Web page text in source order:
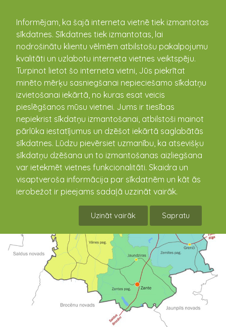
Informējam, ka šajā interneta vietnē tiek izmantotas
sīkdatnes. Sīkdatnes tiek izmantotas, lai
nodrošinātu klientu vēlmēm atbilstošu pakalpojumu
kvalitāti un uzlabotu interneta vietnes veiktspēju.
Turpinot lietot šo interneta vietni, Jūs piekrītat
minēto mērķu sasniegšanai nepieciešamo sīkdatņu
izvietošanai iekārtā, no kuras esat veicis
pieslēgšanos mūsu vietnei. Jums ir tiesības
nepiekrist sīkdatņu izmantošanai, atbilstoši mainot
pārlūka iestatījumus un dzēšot iekārtā saglabātās
sīkdatnes. Lūdzu pievērsiet uzmanību, ka atsevišķu
sīkdatņu dzēšana un to izmantošanas aizliegšana
var ietekmēt vietnes funkcionalitāti. Skaidra un
visaptveroša informācija par sīkdatnēm un kāt ās
ierobežot ir pieejams sadaļā uzzināt vairāk.
Uzināt vairāk Sapratu
kandava.lv
Kandavas pilsēta un pagasti